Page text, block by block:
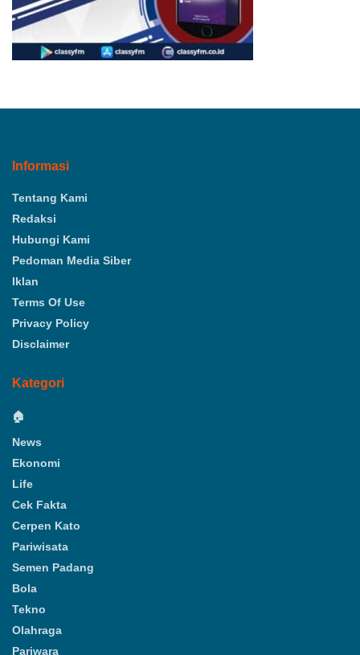
Informasi
Tentang Kami
Redaksi
Hubungi Kami
Pedoman Media Siber
Iklan
Terms Of Use
Privacy Policy
Disclaimer
Kategori
🏠
News
Ekonomi
Life
Cek Fakta
Cerpen Kato
Pariwisata
Semen Padang
Bola
Tekno
Olahraga
Pariwara